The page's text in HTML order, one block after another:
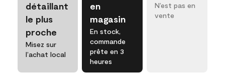
détaillant
le plus
proche
Misez sur
l’achat local
en
magasin
En stock,
commande
prête en 3
heures
N’est pas en
vente